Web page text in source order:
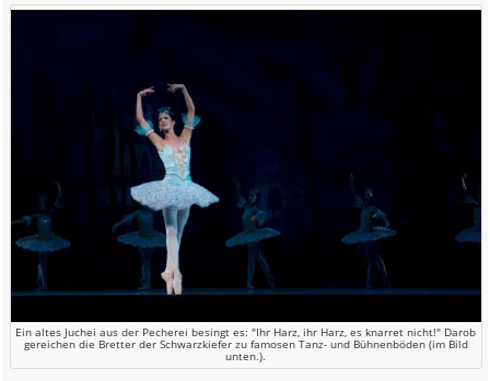
Ein altes Juchei aus der Pecherei besingt es: "Ihr Harz, ihr Harz, es knarret nicht!" Darob
gereichen die Bretter der Schwarzkiefer zu famosen Tanz- und Bühnenböden (im Bild
unten.).